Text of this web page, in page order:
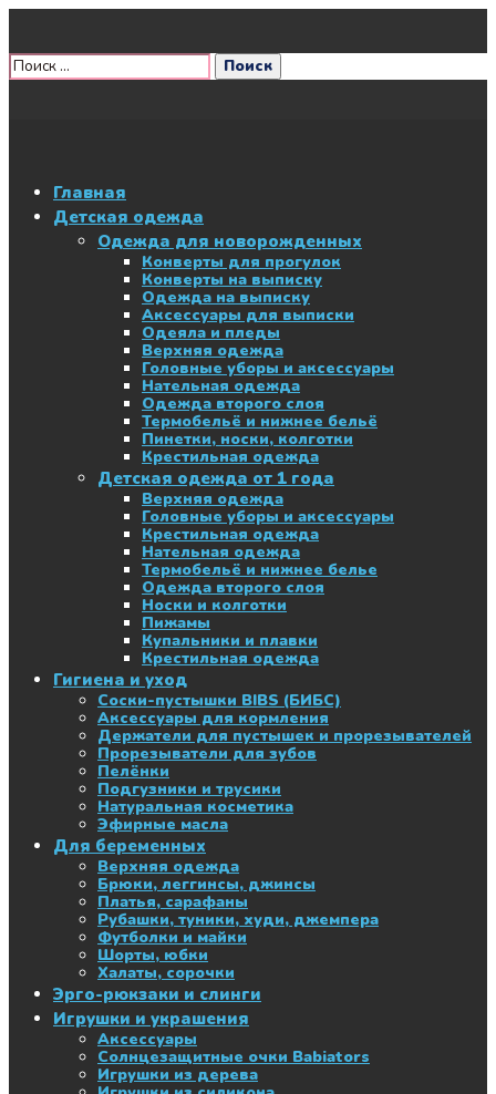
Главная
Детская одежда
Одежда для новорожденных
Конверты для прогулок
Конверты на выписку
Одежда на выписку
Аксессуары для выписки
Одеяла и пледы
Верхняя одежда
Головные уборы и аксессуары
Нательная одежда
Одежда второго слоя
Термобельё и нижнее бельё
Пинетки, носки, колготки
Крестильная одежда
Детская одежда от 1 года
Верхняя одежда
Головные уборы и аксессуары
Крестильная одежда
Нательная одежда
Термобельё и нижнее белье
Одежда второго слоя
Носки и колготки
Пижамы
Купальники и плавки
Крестильная одежда
Гигиена и уход
Соски-пустышки BIBS (БИБС)
Аксессуары для кормления
Держатели для пустышек и прорезывателей
Прорезыватели для зубов
Пелёнки
Подгузники и трусики
Натуральная косметика
Эфирные масла
Для беременных
Верхняя одежда
Брюки, леггинсы, джинсы
Платья, сарафаны
Рубашки, туники, худи, джемпера
Футболки и майки
Шорты, юбки
Халаты, сорочки
Эрго-рюкзаки и слинги
Игрушки и украшения
Аксессуары
Солнцезащитные очки Babiators
Игрушки из дерева